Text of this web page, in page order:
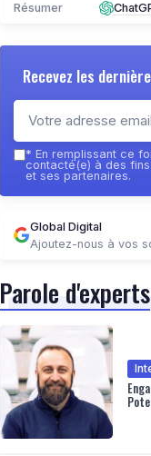
Résumer
Recevez les
* En remplissant ce
contacté(e) à des
et ses partenaires.
Global Digital
Ajoutez-nous à vos
Parole d'experts